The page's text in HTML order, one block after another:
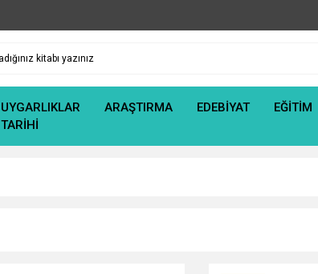
UYGARLIKLAR
TARİHİ
ARAŞTIRMA EDEBİYAT EĞİTİM